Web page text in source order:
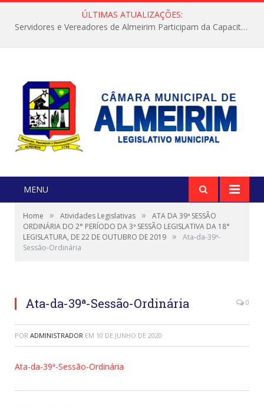
ÚLTIMAS ATUALIZAÇÕES:
Servidores e Vereadores de Almeirim Participam da Capacitação “Orientar é a Nossa Missão”
MENU
Home » Atividades Legislativas »
ATA DA 39ª SESSÃO
ORDINÁRIA DO 2° PERÍODO DA 3ª SESSÃO LEGISLATIVA DA 18°
LEGISLATURA, DE 22 DE OUTUBRO DE 2019 »
Ata-da-39ª-
Sessão-Ordinária
Ata-da-39ª-Sessão-Ordinária 0
POR ADMINISTRADOR EM 10 DE JUNHO DE 2020
Ata-da-39ª-Sessão-Ordinária